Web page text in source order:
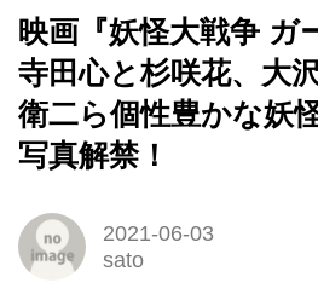
映画『妖怪大戦争 ガ
寺田心と杉咲花、大
衛二ら個性豊かな妖
写真解禁！
2021-06-03
sato